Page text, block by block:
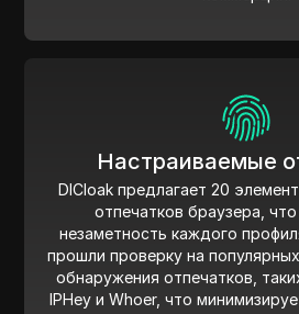
Настраиваемые
DICloak предлагает 20
отпечатков браузера,
незаметность каждого
прошли проверку на
обнаружения отпечатков,
IPHey и Whoer, что